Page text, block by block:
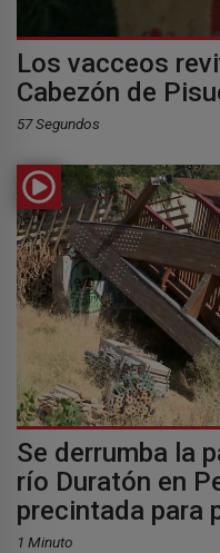
Los vacceos
Cabezón de
57 Segundos
Se derrumba la
río Duratón en
precintada para
1 Minuto